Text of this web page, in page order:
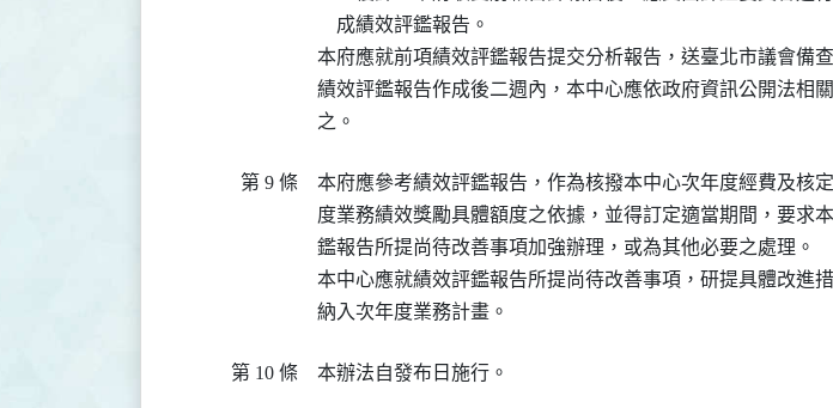
    成績效評鑑報告。
本府應就前項績效評鑑報告提交分析報告，送臺北市議會備查
績效評鑑報告作成後二週內，本中心應依政府資訊公開法相
之。
第 9 條
本府應參考績效評鑑報告，作為核撥本中心次年度經費及核
度業務績效獎勵具體額度之依據，並得訂定適當期間，要求
鑑報告所提尚待改善事項加強辦理，或為其他必要之處理。
本中心應就績效評鑑報告所提尚待改善事項，研提具體改進
納入次年度業務計畫。
第 10 條 本辦法自發布日施行。